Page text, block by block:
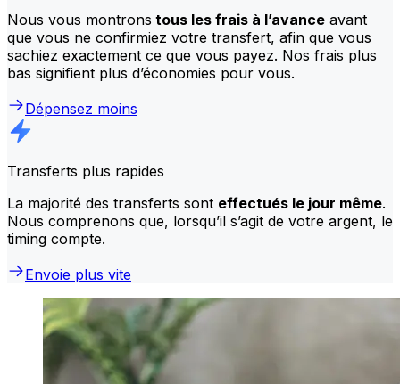
Nous vous montrons tous les frais à l’avance avant
que vous ne confirmiez votre transfert, afin que vous
sachiez exactement ce que vous payez. Nos frais plus
bas signifient plus d’économies pour vous.
Dépensez moins
Transferts plus rapides
La majorité des transferts sont effectués le jour même.
Nous comprenons que, lorsqu’il s’agit de votre argent, le
timing compte.
Envoie plus vite